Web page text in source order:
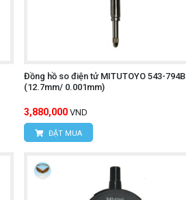
Đồng hồ so điện tử MITUTOYO 543-794B
(12.7mm/ 0.001mm)
3,880,000 VND
ĐẶT MUA